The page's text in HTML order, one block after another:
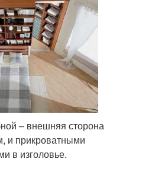
– внешняя сторона
и прикроватными
в изголовье.